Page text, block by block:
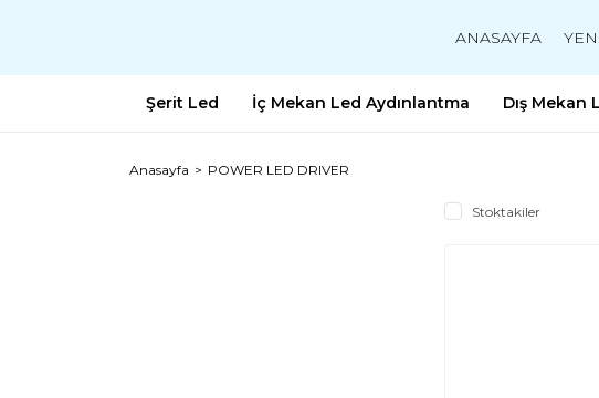
ANASAYFA
Şerit Led İç Mekan Led Aydınlantma Dış Mekan
Anasayfa POWER LED DRIVER
Stoktakiler